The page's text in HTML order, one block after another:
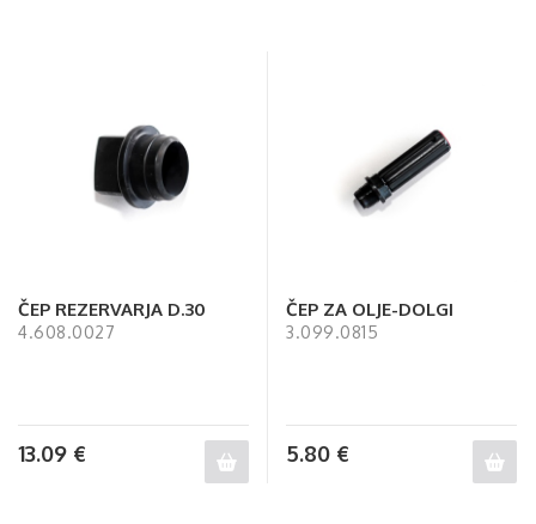
ČEP REZERVARJA D.30
4.608.0027
13.09 €
ČEP ZA OLJE-DOLGI
3.099.0815
5.80 €